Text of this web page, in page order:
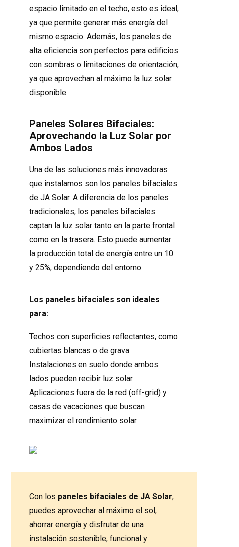
espacio limitado en el techo, esto es ideal,
ya que permite generar más energía del
mismo espacio. Además, los paneles de
alta eficiencia son perfectos para edificios
con sombras o limitaciones de orientación,
ya que aprovechan al máximo la luz solar
disponible.
Paneles Solares Bifaciales:
Aprovechando la Luz Solar por
Ambos Lados
Una de las soluciones más innovadoras
que instalamos son los paneles bifaciales
de JA Solar. A diferencia de los paneles
tradicionales, los paneles bifaciales
captan la luz solar tanto en la parte frontal
como en la trasera. Esto puede aumentar
la producción total de energía entre un 10
y 25%, dependiendo del entorno.
Los paneles bifaciales son ideales
para:
Techos con superficies reflectantes, como
cubiertas blancas o de grava.
Instalaciones en suelo donde ambos
lados pueden recibir luz solar.
Aplicaciones fuera de la red (off-grid) y
casas de vacaciones que buscan
maximizar el rendimiento solar.
Con los paneles bifaciales de JA Solar,
puedes aprovechar al máximo el sol,
ahorrar energía y disfrutar de una
instalación sostenible, funcional y